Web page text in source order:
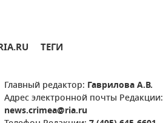
ТЕГИ
Главный редактор: Гаврилова А.В.
Адрес электронной почты Редакции:
news.crimea@ria.ru